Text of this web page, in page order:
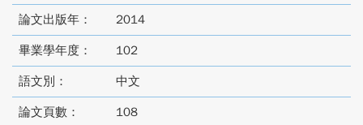
論文出版年： 2014
畢業學年度： 102
語文別： 中文
論文頁數： 108